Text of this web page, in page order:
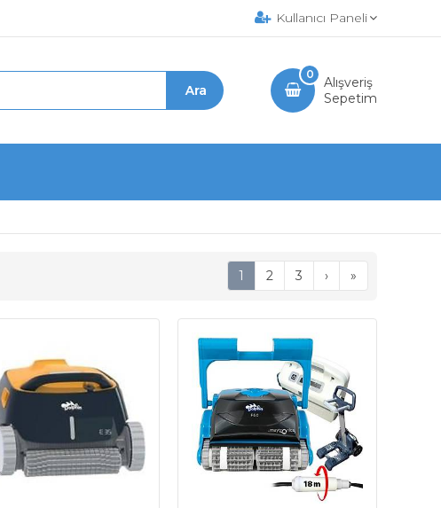
Kullanıcı Paneli
Alışveriş
Sepetim
0
1 2 3 › »